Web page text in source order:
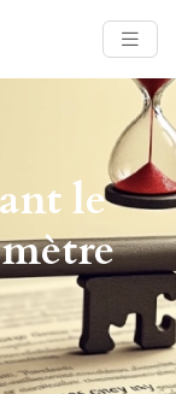
le